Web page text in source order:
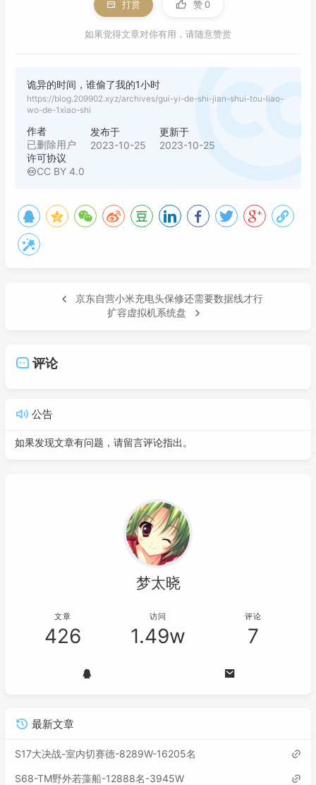
打赏 赞 0
如果觉得文章对你有用，请随意赞赏
诡异的时间，谁偷了我的1小时
https://blog.209902.xyz/archives/gui-yi-de-shi-jian-shui-tou-liao-
wo-de-1xiao-shi
作者
已删除用户
发布于
2023-10-25
更新于
2023-10-25
许可协议
CC BY 4.0
京东自营小米充电头保修还需要数据线才行
扩容虚拟机系统盘
评论
公告
如果发现文章有问题，请留言评论指出。
梦太晓
文章
426
访问
1.49w
评论
7
最新文章
S17大决战-室内切赛德-8289W-16205名
S68-TM野外若藻船-12888名-3945W